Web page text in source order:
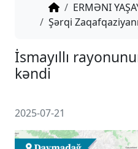
ERMƏNI
Şərqi
kəndi
2025-07-21